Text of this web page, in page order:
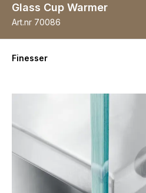
Glass Cup Warmer
Art.nr 70086
Finesser